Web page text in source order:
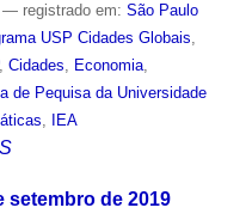
— registrado em: São Paulo
USP Cidades Globais,
Cidades, Economia,
de Pequisa da Universidade
, IEA
setembro de 2019